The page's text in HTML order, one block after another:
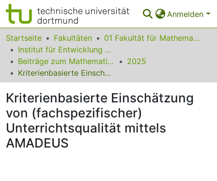
Anmelden
Bereiche & Sammlungen
Das gesamte Repositorium
Statistiken
FAQ
Leitlinien
Zurück zur Startseite
Startseite Fakultäten
01 Fakultät für Mathematik
Institut für Entwicklung und Erforschung des Mathematikunterrichts
Beiträge zum Mathematikunterricht
2025
Kriterienbasierte Einschätzung von (fachspezifischer) Unterrichtsqualität mittels AMADEUS
Kriterienbasierte Einschätzung
von (fachspezifischer)
Unterrichtsqualität mittels
AMADEUS